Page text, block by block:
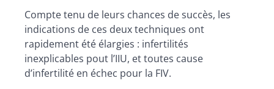
Compte tenu de leurs chances de succès, les
indications de ces deux techniques ont
rapidement été élargies : infertilités
inexplicables pout l’IIU, et toutes cause
d’infertilité en échec pour la FIV.